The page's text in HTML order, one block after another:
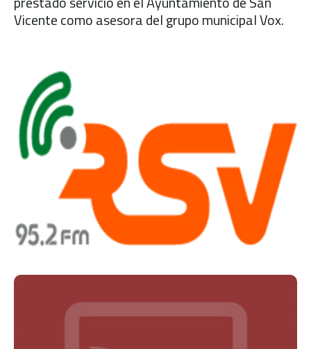
Vicente como asesora del grupo municipal Vox.